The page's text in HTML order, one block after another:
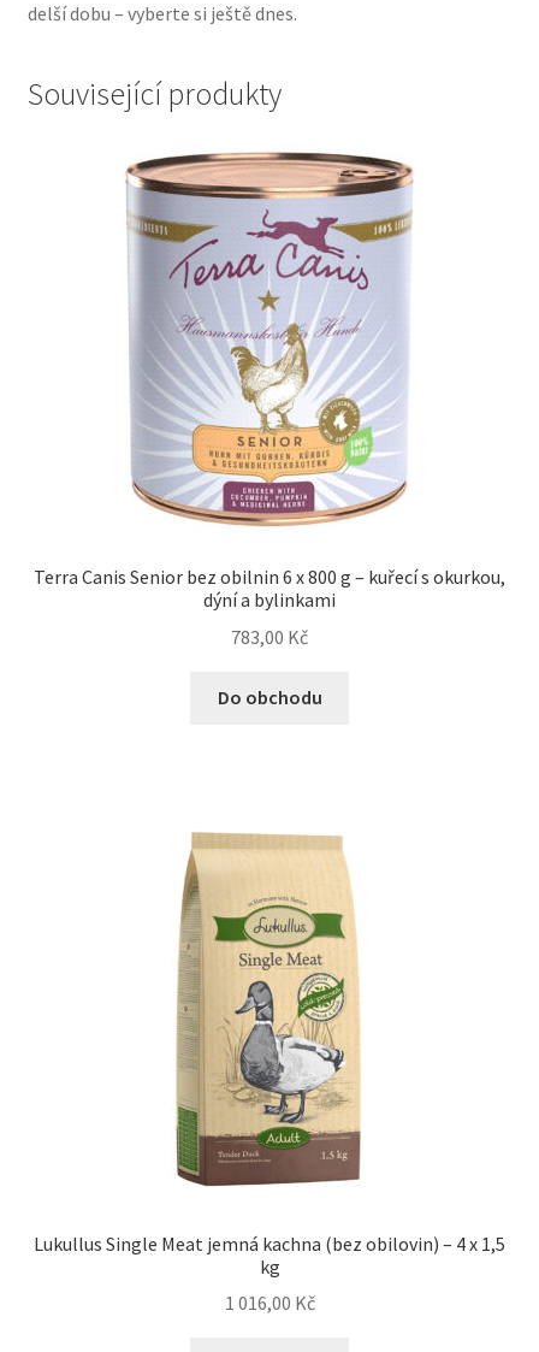
delší dobu – vyberte si ještě dnes.
Související produkty
Terra Canis Senior bez obilnin 6 x 800 g – kuřecí s okurkou,
dýní a bylinkami
783,00 Kč
Do obchodu
Lukullus Single Meat jemná kachna (bez obilovin) – 4 x 1,5
kg
1 016,00 Kč